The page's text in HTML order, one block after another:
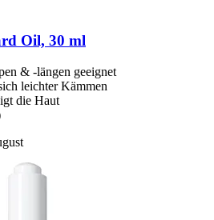
Oil, 30 ml
& -längen geeignet
leichter Kämmen
die Haut